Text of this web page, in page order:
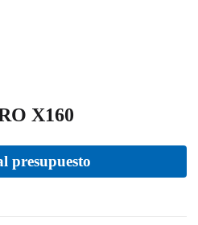
X160
presupuesto